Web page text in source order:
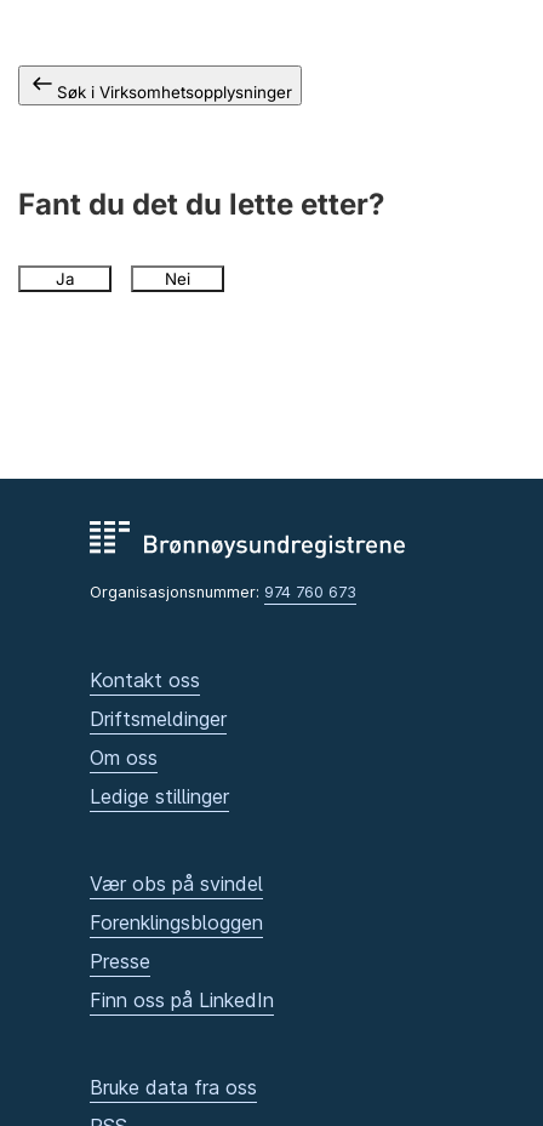
Søk i Virksomhetsopplysninger
Fant du det du lette etter?
Ja Nei
Organisasjonsnummer: 974 760 673
Kontakt oss
Driftsmeldinger
Om oss
Ledige stillinger
Vær obs på svindel
Forenklingsbloggen
Presse
Finn oss på LinkedIn
Bruke data fra oss